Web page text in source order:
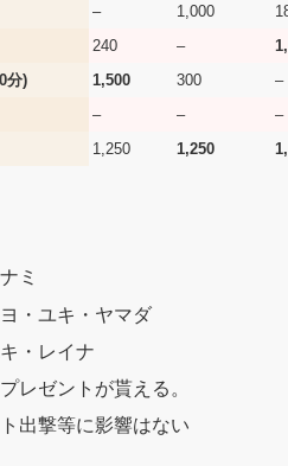
– 1,000
240 –
分)
1,500 300
–
– –
–
1,250 1,250
ミ
・ユキ・ヤマダ
・レイナ
レゼントが貰える。
出撃等に影響はない